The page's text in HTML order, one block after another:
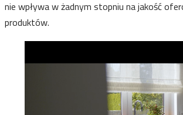
nie wpływa w żadnym stopniu na jakość
produktów.